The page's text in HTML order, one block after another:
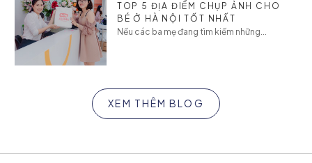
TOP 5 ĐỊA ĐIỂM CHỤP ẢNH CHO
BÉ Ở HÀ NỘI TỐT NHẤT
Nếu các ba mẹ đang tìm kiếm những...
XEM THÊM BLOG